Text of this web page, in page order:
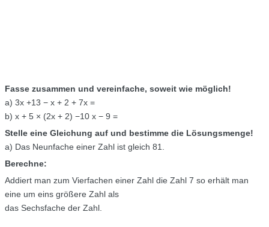
Fasse zusammen und vereinfache, soweit wie möglich!
a) 3x +13 − x + 2 + 7x =
b) x + 5 × (2x + 2) −10 x − 9 =
Stelle eine Gleichung auf und bestimme die Lösungsmenge!
a) Das Neunfache einer Zahl ist gleich 81.
Berechne:
Addiert man zum Vierfachen einer Zahl die Zahl 7 so erhält man
eine um eins größere Zahl als
das Sechsfache der Zahl.